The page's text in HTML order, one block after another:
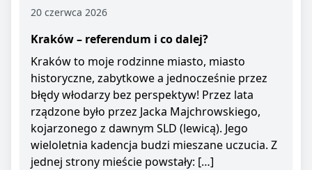
20 czerwca 2026
Kraków – referendum i co dalej?
Kraków to moje rodzinne miasto, miasto
historyczne, zabytkowe a jednocześnie przez
błędy włodarzy bez perspektyw! Przez lata
rządzone było przez Jacka Majchrowskiego,
kojarzonego z dawnym SLD (lewicą). Jego
wieloletnia kadencja budzi mieszane uczucia. Z
jednej strony mieście powstały: […]